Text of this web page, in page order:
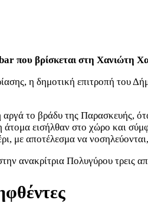
που βρίσκεται στη Χανιώτη
η δημοτική επιτροπή του
αργά το βράδυ της Παρασκευής,
άτομα εισήλθαν στο χώρο και
με αποτέλεσμα να
ανακρίτρια Πολυγύρου τρεις